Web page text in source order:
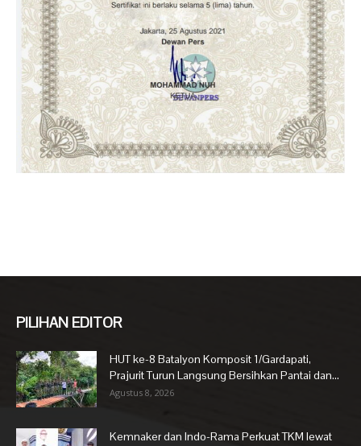
PILIHAN EDITOR
HUT ke-8 Batalyon Komposit 1/Gardapati,
Prajurit Turun Langsung Bersihkan Pantai dan...
Agustus 8, 2026
Kemnaker dan Indo-Rama Perkuat TKM lewat